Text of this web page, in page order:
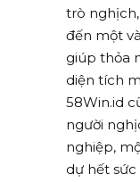
trò
đến một
giúp thỏa
diện tích
58Win.id
người
nghiệp,
dự hết